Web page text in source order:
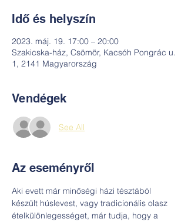
Idő és helyszín
2023. máj. 19. 17:00 – 20:00
Szakicska-ház, Csömör, Kacsóh Pongrác u.
1, 2141 Magyarország
Vendégek
See All
Az eseményről
Aki evett már minőségi házi tésztából
készült húslevest, vagy tradicionális olasz
ételkülönlegességet, már tudja, hogy a